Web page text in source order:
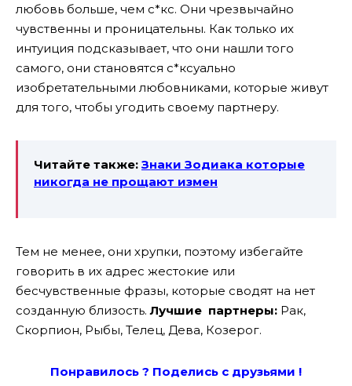
любовь больше, чем с*кс. Они чрезвычайно
чувственны и проницательны. Как только их
интуиция подсказывает, что они нашли того
самого, они становятся с*ксуально
изобретательными любовниками, которые живут
для того, чтобы угодить своему партнеру.
Читайте также: Знаки Зодиака которые
никогда не прощают измен
Тем не менее, они хрупки, поэтому избегайте
говорить в их адрес жестокие или
бесчувственные фразы, которые сводят на нет
созданную близость.Лучшие партнеры: Рак,
Скорпион, Рыбы, Телец, Дева, Козерог.
Понравилось ? Поделись с друзьями !